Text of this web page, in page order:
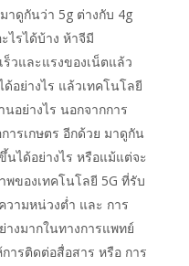
ดูกันว่า 5g ต่างกับ 4g
ไรได้บ้าง ห้าจีมี
วและแรงของเน็ตแล้ว
ด้อย่างไร แล้วเทคโนโลยี
นอย่างไร นอกจากการ
ารเกษตร อีกด้วย มาดูกัน
นได้อย่างไร หรือแม้แต่จะ
พของเทคโนโลยี 5G ที่รับ
ามหน่วงต่ำ และ การ
างมากในทางการแพทย์
ารติดต่อสื่อสาร หรือ การ